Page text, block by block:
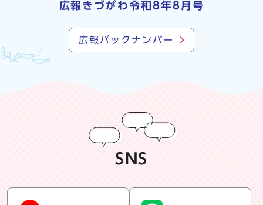
広報きづがわ令和8年8月号
広報バックナンバー
SNS
snsリスト